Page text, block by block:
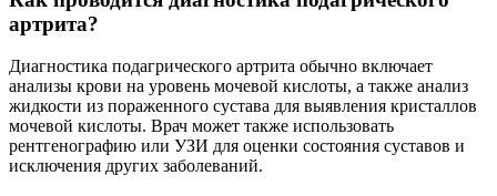
артрита?
Диагностика подагрического артрита обычно включает
анализы крови на уровень мочевой кислоты, а также анализ
жидкости из пораженного сустава для выявления кристаллов
мочевой кислоты. Врач может также использовать
рентгенографию или УЗИ для оценки состояния суставов и
исключения других заболеваний.